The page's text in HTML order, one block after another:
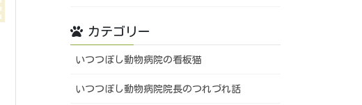
カテゴリー
いつつぼし動物病院の看板猫
いつつぼし動物病院院長のつれづれ話